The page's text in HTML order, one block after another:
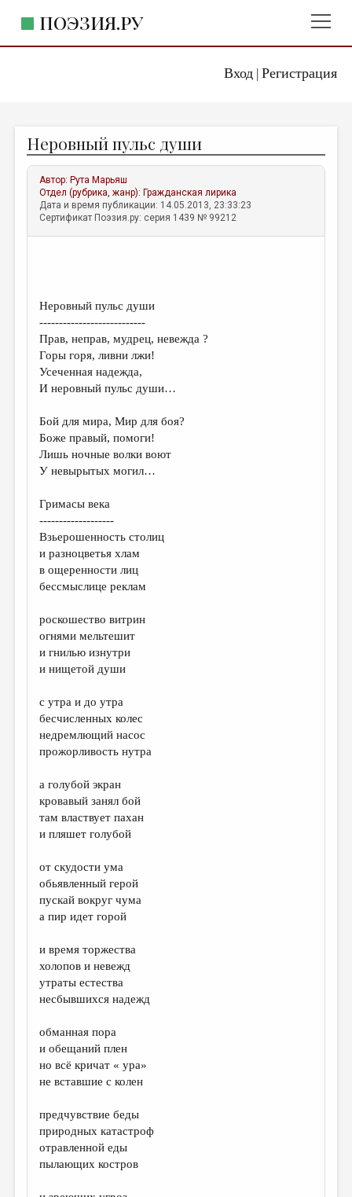
Вход| Регистрация
ПОЭЗИЯ.РУ
ЖАНРЫ
АВТОРЫ
КОММЕНТАРИИ
ЛИТСАЛОН
ОТДЕЛЫ И РУБРИКИ
ИЗБРАННОЕ
ДАЙДЖЕСТ
ПЕРЕВОДЫ
КОНКУРСЫ
КНИЖНАЯ ПОЛКА
ОБЗОР ЛИТЕРАТУРЫ
СТРАНИЦЫ ПАМЯТИ
ОБЪЯВЛЕНИЯ
РЕДКОЛЛЕГИЯ
МАЛАЯ ПРОЗА
ЭССЕИСТИКА
КУЛЬТУРОВЕДЕНИЕ
ПУБЛИЦИСТИКА
ЦИКЛЫ ПУБЛИКАЦИЙ
ТРЕДИАКОВСКИЙ
ВКОНТАКТЕ
Неровный пульс души
Автор: Рута Марьяш
Отдел (рубрика, жанр): Гражданская лирика
Дата и время публикации: 14.05.2013, 23:33:23
Сертификат Поэзия.ру: серия 1439 № 99212
Неровный пульс души
---------------------------
Прав, неправ, мудрец, невежда ?
Горы горя, ливни лжи!
Усеченная надежда,
И неровный пульс души…
Бой для мира, Мир для боя?
Боже правый, помоги!
Лишь ночные волки воют
У невырытых могил…
Гримасы века
-------------------
Взьерошенность столиц
и разноцветья хлам
в ощеренности лиц
бессмыслице реклам
роскошество витрин
огнями мельтешит
и гнилью изнутри
и нищетой души
с утра и до утра
бесчисленных колес
недремлющий насос
прожорливость нутра
а голубой экран
кровавый занял бой
там властвует пахан
и пляшет голубой
от скудости ума
обьявленный герой
пускай вокруг чума
а пир идет горой
и время торжества
холопов и невежд
утраты естества
несбывшихся надежд
обманная пора
и обещаний плен
но всё кричат « ура»
не вставшие с колен
предчувствие беды
природных катастроф
отравленной еды
пылающих костров